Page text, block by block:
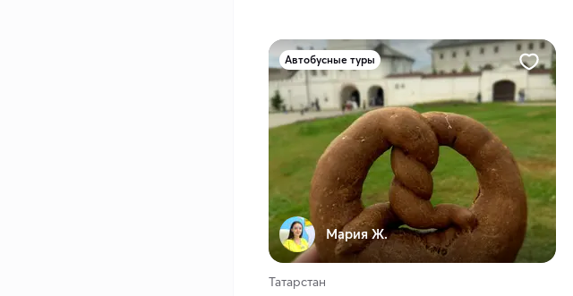
Автобусные туры
Мария Ж.
Татарстан